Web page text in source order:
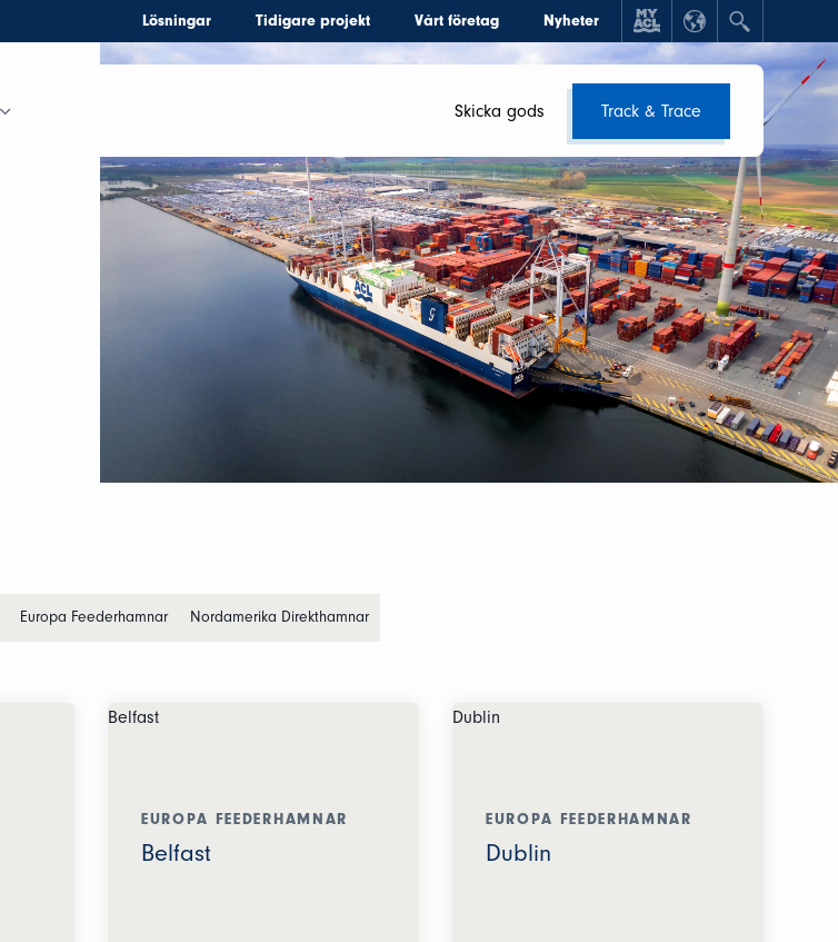
Lösningar Tidigare projekt Vårt företag Nyheter
Skicka gods Track & Trace
Europa Feederhamnar Nordamerika Direkthamnar
EUROPA FEEDERHAMNAR
Belfast
EUROPA FEEDERHAMNAR
Dublin